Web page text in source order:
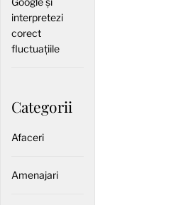
interpretezi
corect
fluctuațiile
Categorii
Afaceri
Amenajari